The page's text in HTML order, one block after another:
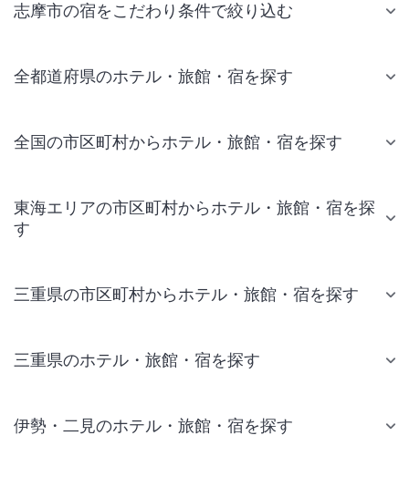
志摩市の宿をこだわり条件で絞り込む
全都道府県のホテル・旅館・宿を探す
全国の市区町村からホテル・旅館・宿を探す
東海エリアの市区町村からホテル・旅館・宿を探
す
三重県の市区町村からホテル・旅館・宿を探す
三重県のホテル・旅館・宿を探す
伊勢・二見のホテル・旅館・宿を探す